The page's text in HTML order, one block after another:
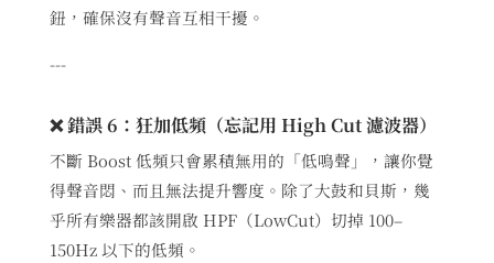
鈕，確保沒有聲音互相干擾。
---
❌ 錯誤 6：狂加低頻（忘記用 High Cut 濾波器）
不斷 Boost 低頻只會累積無用的「低鳴聲」，讓你覺
得聲音悶、而且無法提升響度。除了大鼓和貝斯，幾
乎所有樂器都該開啟 HPF（LowCut）切掉 100–
150Hz 以下的低頻。